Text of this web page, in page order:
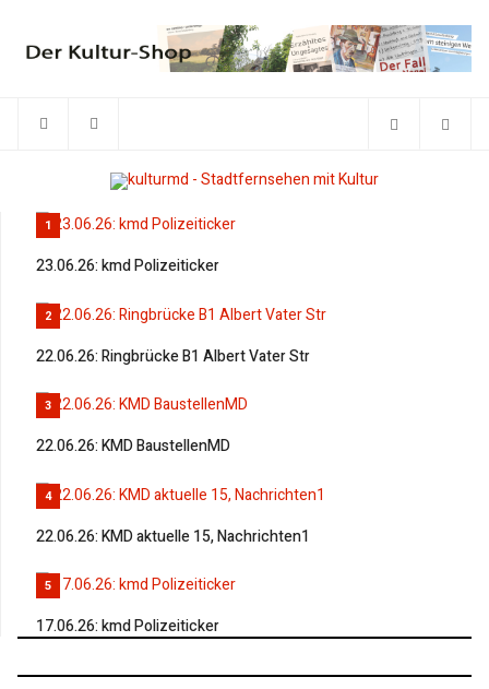
1
23.06.26: kmd Polizeiticker
2
22.06.26: Ringbrücke B1 Albert Vater Str
3
22.06.26: KMD BaustellenMD
4
22.06.26: KMD aktuelle 15, Nachrichten1
5
17.06.26: kmd Polizeiticker